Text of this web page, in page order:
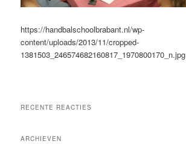
https://handbalschoolbrabant.nl/wp-
content/uploads/2013/11/cropped-
1381503_246574682160817_1970800170_n.jpg
RECENTE REACTIES
ARCHIEVEN